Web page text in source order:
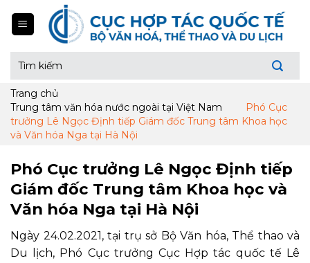
kiếm:
Trang chủ
Trung tâm văn hóa nước ngoài tại Việt Nam
Phó Cục
trưởng Lê Ngọc Định tiếp Giám đốc Trung tâm Khoa học
và Văn hóa Nga tại Hà Nội
Phó Cục trưởng Lê Ngọc Định tiếp
Giám đốc Trung tâm Khoa học và
Văn hóa Nga tại Hà Nội
Ngày 24.02.2021, tại trụ sở Bộ Văn hóa, Thể thao và
Du lịch, Phó Cục trưởng Cục Hợp tác quốc tế Lê